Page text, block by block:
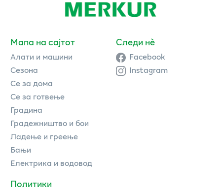
Мапа на сајтот
Алати и машини
Сезона
Се за дома
Се за готвење
Градина
Градежништво и бои
Ладење и греење
Бањи
Електрика и водовод
Политики
Следи нè
Facebook
Instagram